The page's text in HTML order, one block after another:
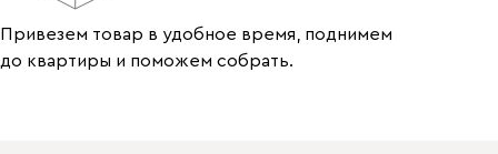
Привезем товар в удобное время, поднимем
до квартиры и поможем собрать.